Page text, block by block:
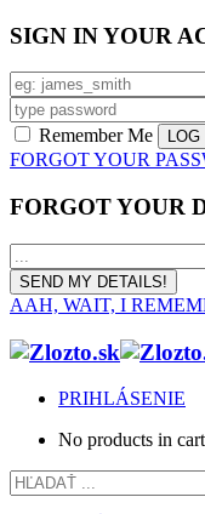
SIGN IN YOUR
Remember Me
FORGOT YOUR
FORGOT YOUR
AAH, WAIT, I
PRIHLÁSENIE
No products in